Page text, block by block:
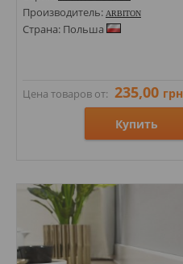
Производитель: ARBITON
Страна: Польша
Цена товаров от: 235,00 грн
Купить
Стили:
Цвета: